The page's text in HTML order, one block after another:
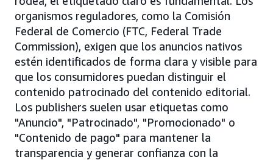
organismos reguladores, como la Comisión
Federal de Comercio (FTC, Federal Trade
Commission), exigen que los anuncios nativos
estén identificados de forma clara y visible para
que los consumidores puedan distinguir el
contenido patrocinado del contenido editorial.
Los publishers suelen usar etiquetas como
"Anuncio", "Patrocinado", "Promocionado" o
"Contenido de pago" para mantener la
transparencia y generar confianza con la